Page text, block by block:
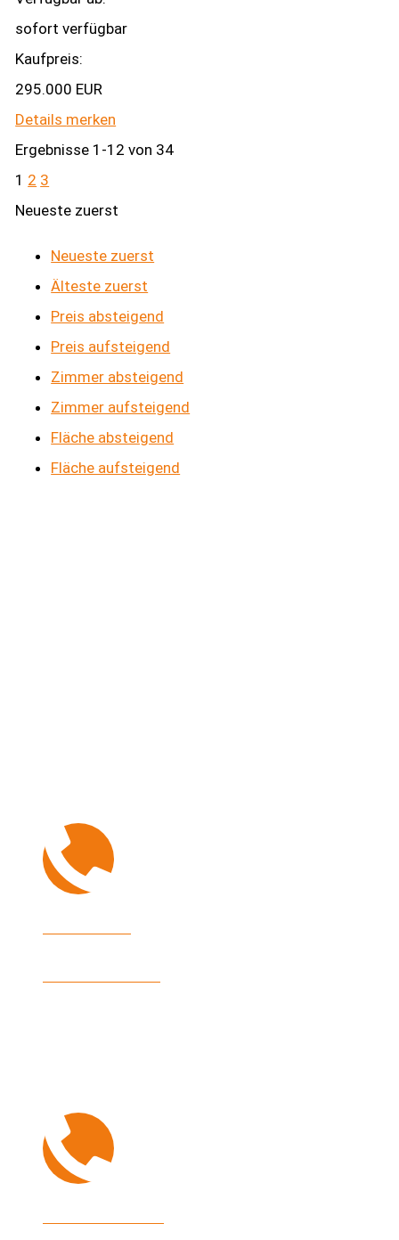
sofort verfügbar
Kaufpreis:
295.000 EUR
Details merken
Ergebnisse 1-12 von 34
1 2 3
Neueste zuerst
Neueste zuerst
Älteste zuerst
Preis absteigend
Preis aufsteigend
Zimmer absteigend
Zimmer aufsteigend
Fläche absteigend
Fläche aufsteigend